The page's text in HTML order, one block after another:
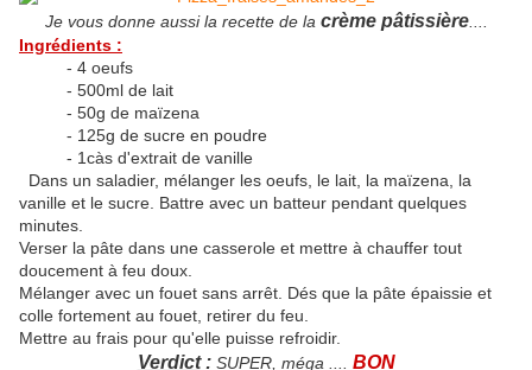
Je vous donne aussi la recette de la crème pâtissière....
Ingrédients :
- 4 oeufs
- 500ml de lait
- 50g de maïzena
- 125g de sucre en poudre
- 1càs d'extrait de vanille
Dans un saladier, mélanger les oeufs, le lait, la maïzena, la
vanille et le sucre. Battre avec un batteur pendant quelques
minutes.
Verser la pâte dans une casserole et mettre à chauffer tout
doucement à feu doux.
Mélanger avec un fouet sans arrêt. Dés que la pâte épaissie et
colle fortement au fouet, retirer du feu.
Mettre au frais pour qu'elle puisse refroidir.
Verdict:SUPER, méga .... BON